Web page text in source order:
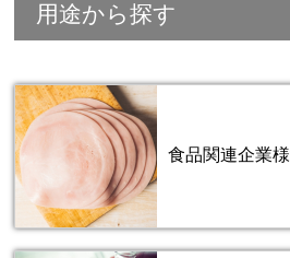
用途から探す
食品関連企業様